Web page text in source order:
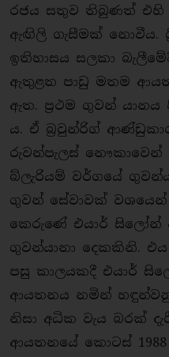
රජය සතුව තිබුණත් එහි
ඇඟිලි ගැසීමක් නොවීය.
ඉතිහාසය සලකා
ඇතුළත පාඩු මතම
ඇත. ප‍්‍රථම ගුවන් යානය
ය. ඒ බ‍්‍රවුන්රිග්
රුවන්පැලස් නෞකාවෙන්
බ්ලැරියම් වර්ගයේ
ගුවන් සේවාවක්
කෙරුණේ එයාර් සිලෝන්
ගුවන්යානා දෙකකිනි.
පසු කාලයකදී එයාර්
ආයතනය නමින්
නිසා අධික වැය බරක්
ආයතනයේ කොටස්